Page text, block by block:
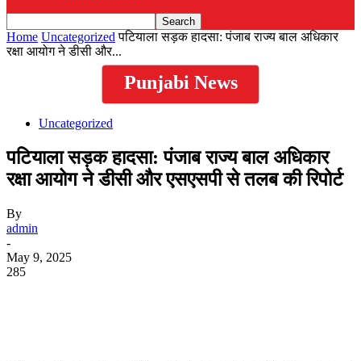
Home Uncategorized पटियाला सड़क हादसा: पंजाब राज्य बाल अधिकार
रक्षा आयोग ने डीसी और...
Punjabi News
Uncategorized
पटियाला सड़क हादसा: पंजाब राज्य बाल अधिकार
रक्षा आयोग ने डीसी और एसएसपी से तलब की रिपोर्ट
By
admin
-
May 9, 2025
285